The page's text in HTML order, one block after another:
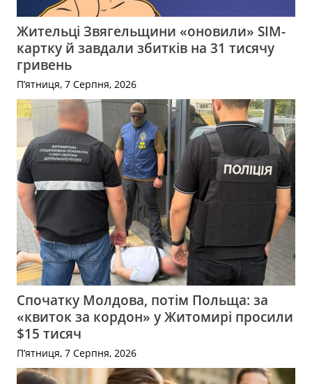
Жительці Звягельщини «оновили» SIM-
картку й завдали збитків на 31 тисячу
гривень
П’ятниця, 7 Серпня, 2026
Спочатку Молдова, потім Польща: за
«квиток за кордон» у Житомирі просили
$15 тисяч
П’ятниця, 7 Серпня, 2026